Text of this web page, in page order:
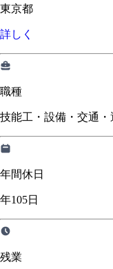
東京都
詳しく
職種
技能工・設備・交通・
年間休日
年105日
残業